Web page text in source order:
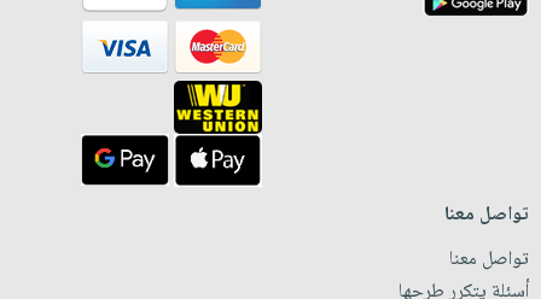
تواصل معنا
تواصل معنا
أسئلة يتكرر طرحها